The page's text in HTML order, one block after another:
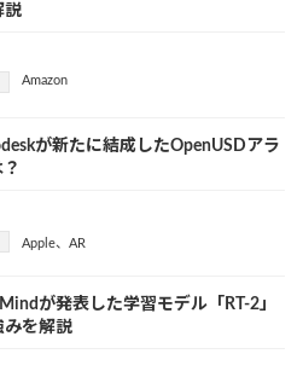
説
Amazon
が新たに結成したOpenUSDアラ
Apple、 AR
が発表した学習モデル「RT-2」
みを解説